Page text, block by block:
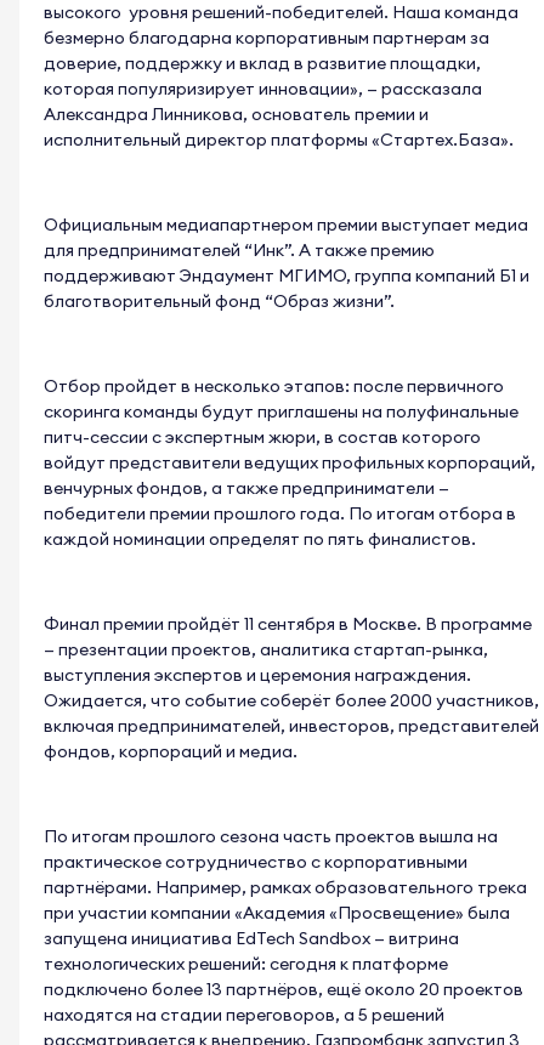
высокого уровня решений-победителей. Наша команда
безмерно благодарна корпоративным партнерам за
доверие, поддержку и вклад в развитие площадки,
которая популяризирует инновации», — рассказала
Александра Линникова, основатель премии и
исполнительный директор платформы «Стартех.База».
Официальным медиапартнером премии выступает медиа
для предпринимателей “Инк”. А также премию
поддерживают Эндаумент МГИМО, группа компаний Б1 и
благотворительный фонд “Образ жизни”.
Отбор пройдет в несколько этапов: после первичного
скоринга команды будут приглашены на полуфинальные
питч-сессии с экспертным жюри, в состав которого
войдут представители ведущих профильных корпораций,
венчурных фондов, а также предприниматели —
победители премии прошлого года. По итогам отбора в
каждой номинации определят по пять финалистов.
Финал премии пройдёт 11 сентября в Москве. В программе
— презентации проектов, аналитика стартап-рынка,
выступления экспертов и церемония награждения.
Ожидается, что событие соберёт более 2000 участников,
включая предпринимателей, инвесторов, представителей
фондов, корпораций и медиа.
По итогам прошлого сезона часть проектов вышла на
практическое сотрудничество с корпоративными
партнёрами. Например, рамках образовательного трека
при участии компании «Академия «Просвещение» была
запущена инициатива EdTech Sandbox — витрина
технологических решений: сегодня к платформе
подключено более 13 партнёров, ещё около 20 проектов
находятся на стадии переговоров, а 5 решений
рассматривается к внедрению. Газпромбанк запустил 3